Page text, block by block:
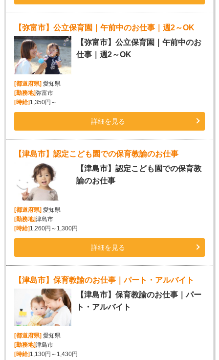
【弥富市】公立保育園｜午前中のお仕事｜週2～OK
【弥富市】公立保育園｜午前中のお
仕事｜週2～OK
[都道府県] 愛知県
[勤務地]弥富市
[時給] 1,350円～
詳細を見る
【津島市】認定こども園での保育教諭のお仕事
【津島市】認定こども園での保育教
諭のお仕事
[都道府県] 愛知県
[勤務地]津島市
[時給] 1,260円～1,300円
詳細を見る
【津島市】保育教諭のお仕事｜パート・アルバイト
【津島市】保育教諭のお仕事｜パー
ト・アルバイト
[都道府県] 愛知県
[勤務地]津島市
[時給] 1,130円～1,430円